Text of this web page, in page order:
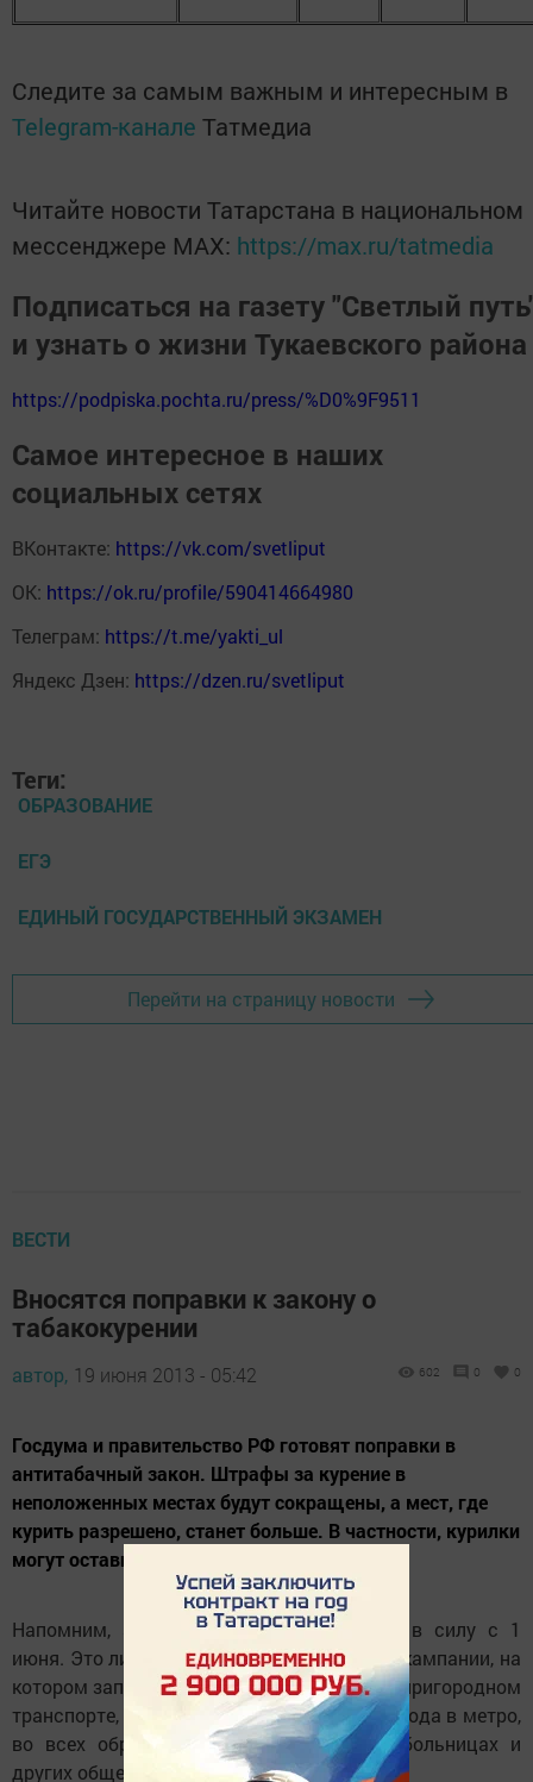
Следите за самым важным и интересным в
Telegram-канале Татмедиа
Читайте новости Татарстана в национальном
мессенджере MАХ: https://max.ru/tatmedia
Подписаться на газету "Светлый
и узнать о жизни Тукаевского района
https://podpiska.pochta.ru/press/%D0%9F9511
Самое интересное в наших
социальных сетях
ВКонтакте: https://vk.com/svetliput
ОК: https://ok.ru/profile/590414664980
Телеграм: https://t.me/yakti_ul
Яндекс Дзен: https://dzen.ru/svetliput
Теги:
ОБРАЗОВАНИЕ
ЕГЭ
ЕДИНЫЙ ГОСУДАРСТВЕННЫЙ ЭКЗАМЕН
Перейти на страницу новости
ВЕСТИ
Вносятся поправки к закону о
табакокурении
автор, 19 июня 2013 - 05:42 602 0 0
Госдума и правительство РФ готовят поправки в
антитабачный закон. Штрафы за курение в
неположенных местах будут сокращены, а мест, где
курить разрешено, станет больше. В частности, курилки
могут оставить в санаториях.
Напомним, антитабачный закон вступил в силу с 1
июня. Это лишь первый этап масштабной кампании, на
котором запретили курение в городском и пригородном
транспорте, на вокзалах, в аэропортах, у входа в метро,
во всех образовательных учреждениях, больницах и
других общественных местах.